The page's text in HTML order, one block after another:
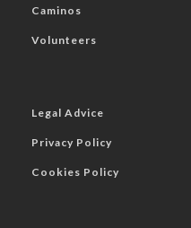
Caminos
Volunteers
Legal Advice
Privacy Policy
Cookies Policy